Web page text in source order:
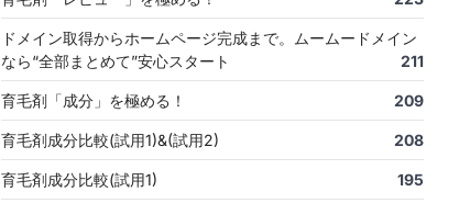
ドメイン取得からホームページ完成まで。ムームードメイン
なら“全部まとめて”安心スタート
211
育毛剤「成分」を極める！ 209
育毛剤成分比較(試用1)&(試用2) 208
育毛剤成分比較(試用1) 195